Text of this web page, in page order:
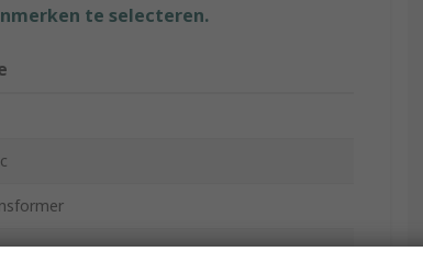
te selecteren.